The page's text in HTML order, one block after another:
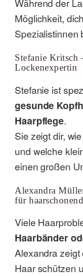
Während der
Möglichkeit,
Spezialistinnen
Stefanie Kritsch
Lockenexpertin
Stefanie ist
gesunde
Haarpflege.
Sie zeigt dir,
und welche
einen großen
Alexandra
für
Viele
Haarbänder
Alexandra
Haar schützen